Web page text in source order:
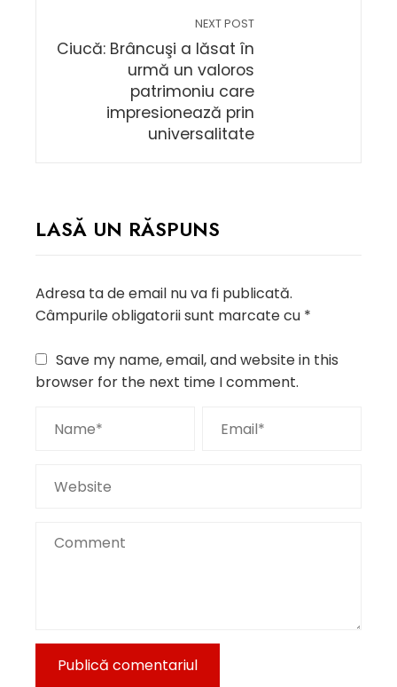
NEXT POST
Ciucă: Brâncuşi a lăsat în
urmă un valoros
patrimoniu care
impresionează prin
universalitate
LASĂ UN RĂSPUNS
Adresa ta de email nu va fi publicată.
Câmpurile obligatorii sunt marcate cu *
Save my name, email, and website in this
browser for the next time I comment.